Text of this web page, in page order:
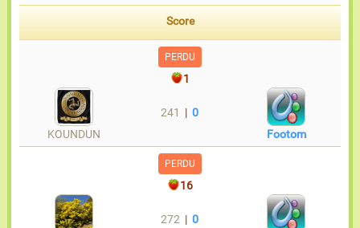
Score
PERDU
1
KOUNDUN
241 |0
Footom
PERDU
16
272 |0